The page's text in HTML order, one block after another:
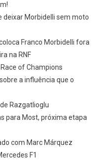
#SALTO
deixar Morbidelli sem moto
Franco Morbidelli fora
na RNF
of Champions
a influência que o
Razgatlioglu
para Most, próxima etapa
com Marc Márquez
F1